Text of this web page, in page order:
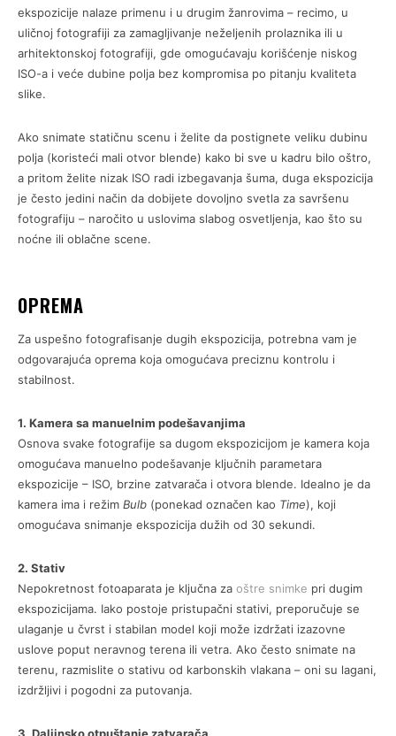
ekspozicije nalaze primenu i u drugim žanrovima – recimo, u
uličnoj fotografiji za zamagljivanje neželjenih prolaznika ili u
arhitektonskoj fotografiji, gde omogućavaju korišćenje niskog
ISO-a i veće dubine polja bez kompromisa po pitanju kvaliteta
slike.
Ako snimate statičnu scenu i želite da postignete veliku dubinu
polja (koristeći mali otvor blende) kako bi sve u kadru bilo oštro,
a pritom želite nizak ISO radi izbegavanja šuma, duga ekspozicija
je često jedini način da dobijete dovoljno svetla za savršenu
fotografiju – naročito u uslovima slabog osvetljenja, kao što su
noćne ili oblačne scene.
OPREMA
Za uspešno fotografisanje dugih ekspozicija, potrebna vam je
odgovarajuća oprema koja omogućava preciznu kontrolu i
stabilnost.
1. Kamera sa manuelnim podešavanjima
Osnova svake fotografije sa dugom ekspozicijom je kamera koja
omogućava manuelno podešavanje ključnih parametara
ekspozicije – ISO, brzine zatvarača i otvora blende. Idealno je da
kamera ima i režim Bulb (ponekad označen kao Time), koji
omogućava snimanje ekspozicija dužih od 30 sekundi.
2. Stativ
Nepokretnost fotoaparata je ključna za oštre snimke pri dugim
ekspozicijama. Iako postoje pristupačni stativi, preporučuje se
ulaganje u čvrst i stabilan model koji može izdržati izazovne
uslove poput neravnog terena ili vetra. Ako često snimate na
terenu, razmislite o stativu od karbonskih vlakana – oni su lagani,
izdržljivi i pogodni za putovanja.
3. Daljinsko otpuštanje zatvarača